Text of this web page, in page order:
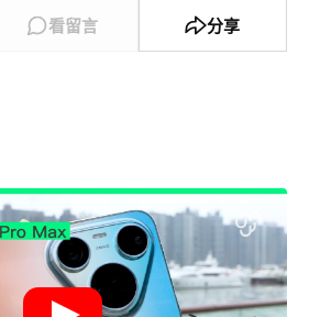
看留言 分享